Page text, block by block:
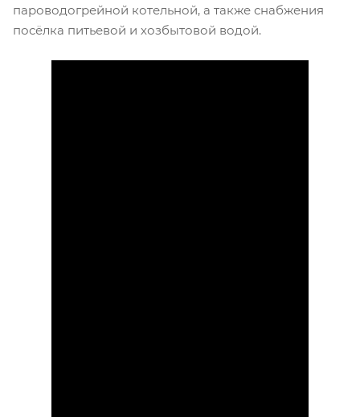
пароводогрейной котельной, а также снабжения
посёлка питьевой и хозбытовой водой.